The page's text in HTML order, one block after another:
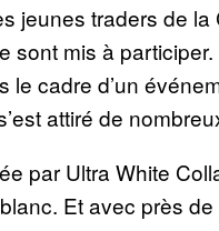
jeunes traders de la
sont mis à
cadre d’un
attiré de
par Ultra White
Et avec près